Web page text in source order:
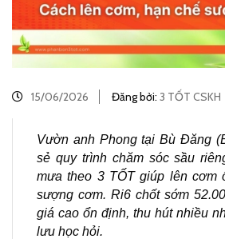
15/06/2026 Đăng bởi: 3 TỐT CSKH
Vườn anh Phong tại Bù Đăng
sẻ quy trình chăm sóc sầu
mưa theo 3 TỐT giúp lên cơm
sượng cơm. Ri6 chốt sớm
giá cao ổn định, thu hút nhiều
lưu học hỏi.